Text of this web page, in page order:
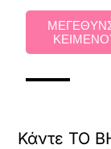
Κάντε TO